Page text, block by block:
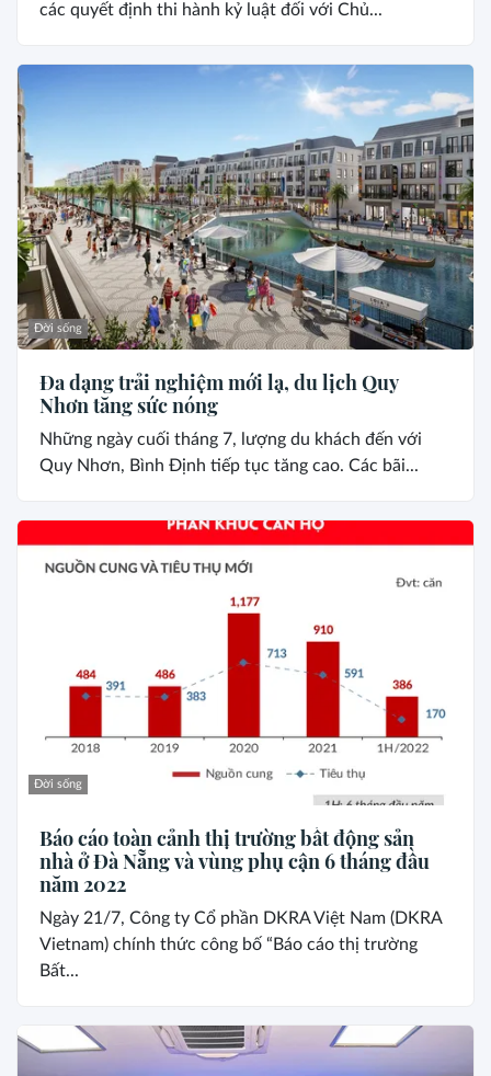
các quyết định thi hành kỷ luật đối với Chủ...
Đời sống
Đa dạng trải nghiệm mới lạ, du lịch Quy
Nhơn tăng sức nóng
Những ngày cuối tháng 7, lượng du khách đến với
Quy Nhơn, Bình Định tiếp tục tăng cao. Các bãi...
Đời sống
Báo cáo toàn cảnh thị trường bất động sản
nhà ở Đà Nẵng và vùng phụ cận 6 tháng đầu
năm 2022
Ngày 21/7, Công ty Cổ phần DKRA Việt Nam (DKRA
Vietnam) chính thức công bố “Báo cáo thị trường
Bất...